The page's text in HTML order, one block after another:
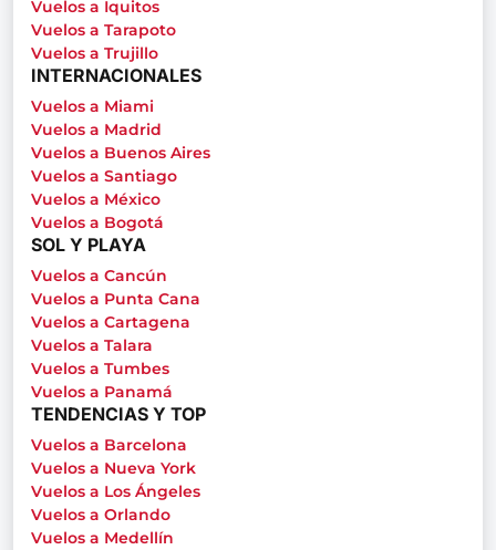
Vuelos a Iquitos
Vuelos a Tarapoto
Vuelos a Trujillo
INTERNACIONALES
Vuelos a Miami
Vuelos a Madrid
Vuelos a Buenos Aires
Vuelos a Santiago
Vuelos a México
Vuelos a Bogotá
SOL Y PLAYA
Vuelos a Cancún
Vuelos a Punta Cana
Vuelos a Cartagena
Vuelos a Talara
Vuelos a Tumbes
Vuelos a Panamá
TENDENCIAS Y TOP
Vuelos a Barcelona
Vuelos a Nueva York
Vuelos a Los Ángeles
Vuelos a Orlando
Vuelos a Medellín